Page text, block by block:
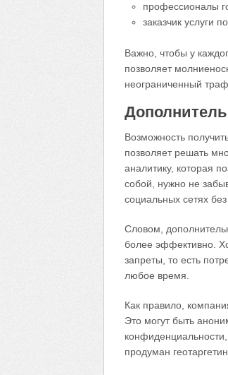
профессионалы
заказчик услуги
Важно, чтобы у
позволяет
неограниченный
Возможность
позволяет решать
аналитику, которая
собой, нужно не
социальных сетях
Словом,
более эффективно.
запреты, то есть
любое время.
Как правило,
Это могут быть
продуман